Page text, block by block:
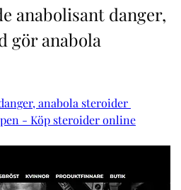
anabolisant danger,
gör anabola
anabola steroider
- Köp steroider online